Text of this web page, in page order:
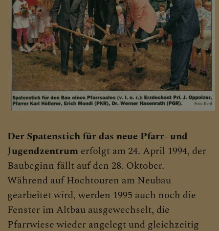
Der Spatenstich für das neue Pfarr- und
Jugendzentrum erfolgt am 24. April 1994, der
Baubeginn fällt auf den 28. Oktober.
Während auf Hochtouren am Neubau
gearbeitet wird, werden 1995 auch noch die
Fenster im Altbau ausgewechselt, die
Pfarrwiese wieder angelegt und gleichzeitig